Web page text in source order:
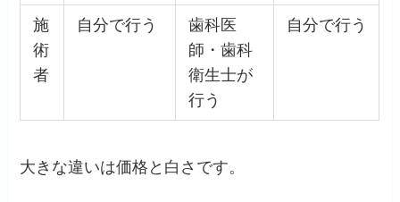
施
術
者
自分で行う
歯科医
師・歯科
衛生士が
行う
自分で行う
大きな違いは価格と白さ です。